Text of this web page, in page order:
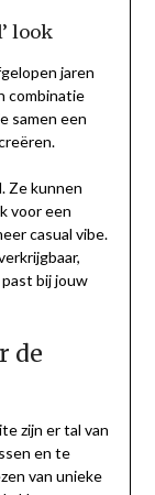
look
jaren
combinatie
samen een
Ze kunnen
voor een
casual vibe.
bij jouw
de
zijn er tal van
en te
van unieke